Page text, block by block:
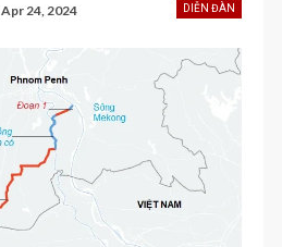
DIỄN ĐÀN
Apr 24, 2024